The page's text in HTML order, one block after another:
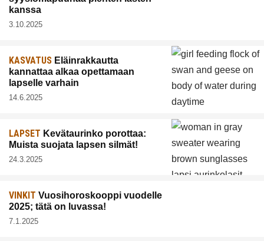
kanssa
3.10.2025
KASVATUS Eläinrakkautta
kannattaa alkaa opettamaan
lapselle varhain
14.6.2025
LAPSET Kevätaurinko porottaa:
Muista suojata lapsen silmät!
24.3.2025
VINKIT Vuosihoroskooppi vuodelle
2025; tätä on luvassa!
7.1.2025